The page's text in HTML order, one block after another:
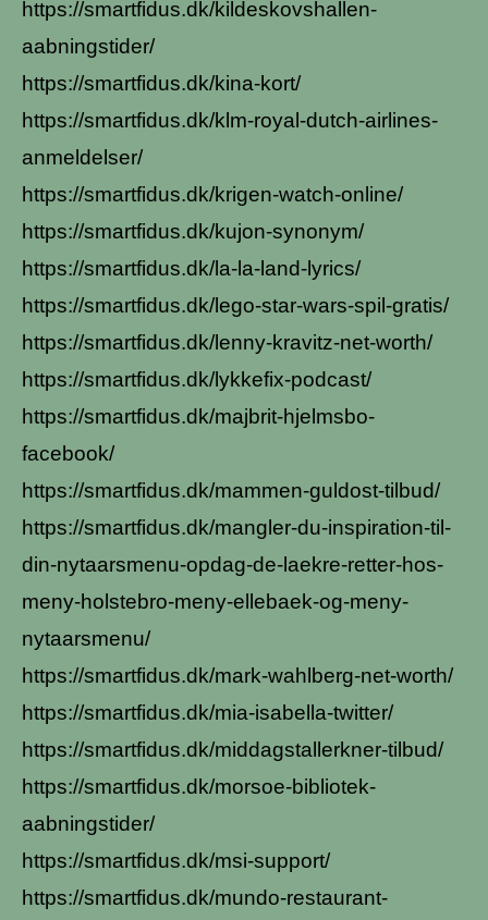
https://smartfidus.dk/kildeskovshallen-
aabningstider/
https://smartfidus.dk/kina-kort/
https://smartfidus.dk/klm-royal-dutch-airlines-
anmeldelser/
https://smartfidus.dk/krigen-watch-online/
https://smartfidus.dk/kujon-synonym/
https://smartfidus.dk/la-la-land-lyrics/
https://smartfidus.dk/lego-star-wars-spil-gratis/
https://smartfidus.dk/lenny-kravitz-net-worth/
https://smartfidus.dk/lykkefix-podcast/
https://smartfidus.dk/majbrit-hjelmsbo-
facebook/
https://smartfidus.dk/mammen-guldost-tilbud/
https://smartfidus.dk/mangler-du-inspiration-til-
din-nytaarsmenu-opdag-de-laekre-retter-hos-
meny-holstebro-meny-ellebaek-og-meny-
nytaarsmenu/
https://smartfidus.dk/mark-wahlberg-net-worth/
https://smartfidus.dk/mia-isabella-twitter/
https://smartfidus.dk/middagstallerkner-tilbud/
https://smartfidus.dk/morsoe-bibliotek-
aabningstider/
https://smartfidus.dk/msi-support/
https://smartfidus.dk/mundo-restaurant-